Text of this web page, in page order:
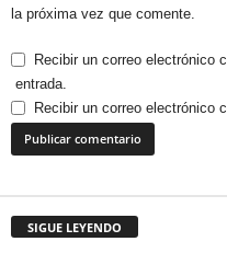
la próxima vez que comente.
Recibir un correo electrónico
entrada.
Recibir un correo electrónico
SIGUE LEYENDO